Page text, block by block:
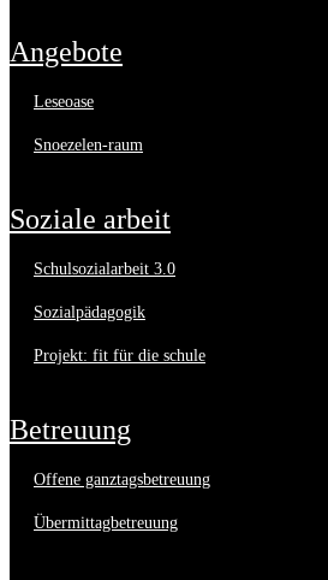
angebote
leseoase
snoezelen-raum
soziale arbeit
schulsozialarbeit 3.0
sozialpädagogik
projekt: fit für die schule
betreuung
offene ganztagsbetreuung
übermittagbetreuung